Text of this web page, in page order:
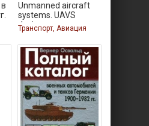
Unmanned aircraft
systems. UAVS
design,
Транспорт, Авиация